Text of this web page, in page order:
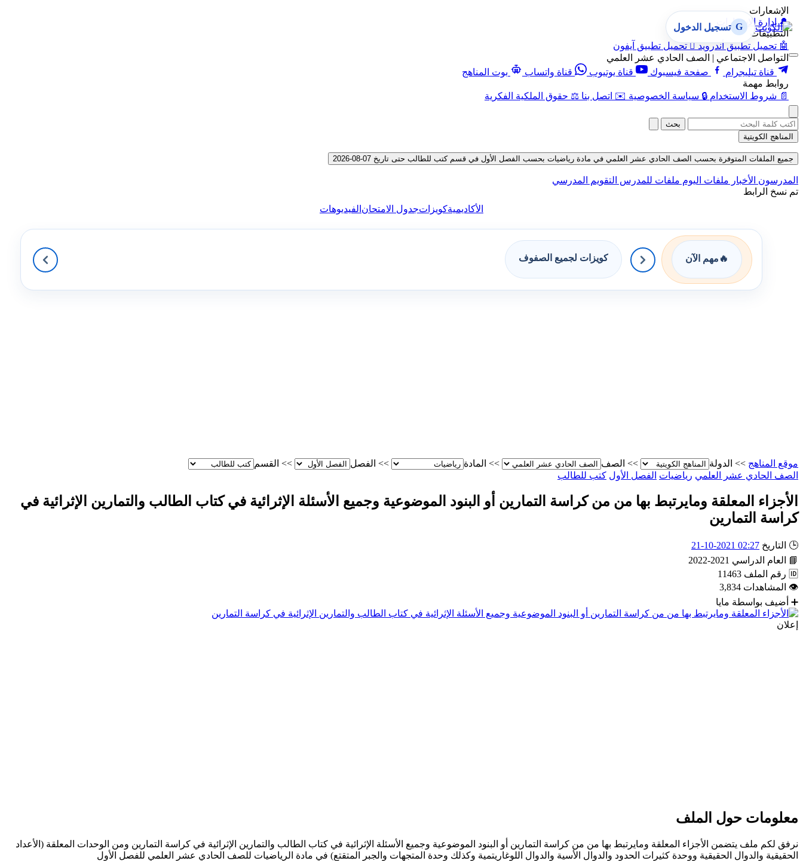
الإشعارات
🔔 إدارة الإشعارات
التطبيقات
🤖 تحميل تطبيق أندرويد  تحميل تطبيق آيفون
التواصل الاجتماعي | الصف الحادي عشر العلمي
قناة تيليجرام
صفحة فيسبوك قناة يوتيوب قناة واتساب
بوت المناهج
روابط مهمة
📄 شروط الاستخدام 🔒 سياسة الخصوصية ✉️ اتصل بنا ⚖️ حقوق الملكية الفكرية
G تسجيل الدخول
بحث
المناهج الكويتية
جميع الملفات المتوفرة بحسب الصف الحادي عشر العلمي في مادة رياضيات بحسب الفصل الأول في قسم كتب للطالب حتى تاريخ 07-08-2026
المدرسون الأخبار ملفات اليوم ملفات للمدرس التقويم المدرسي
تم نسخ الرابط
الأكاديميةكويزاتجدول الامتحان الفيديوهات
🔥 مهم الآن كويزات لجميع الصفوف
موقع المناهج >> الدولة >> الصف >> المادة >> الفصل >> القسم
الصف الحادي عشر العلمي رياضيات الفصل الأول كتب للطالب
الأجزاء المعلقة ومايرتبط بها من من كراسة التمارين أو البنود الموضوعية وجميع الأسئلة الإثرائية في كتاب الطالب والتمارين الإثرائية في
كراسة التمارين
🕒 التاريخ 02:27 2021-10-21
📘
العام الدراسي 2021-2022
🆔 رقم الملف 11463
👁 المشاهدات 3,834
➕ أضيف بواسطة مايا
إعلان
معلومات حول الملف
نرفق لكم ملف يتضمن الأجزاء المعلقة ومايرتبط بها من من كراسة التمارين أو البنود الموضوعية وجميع الأسئلة الإثرائية في كتاب الطالب والتمارين الإثرائية في كراسة التمارين ومن الوحدات المعلقة (الأعداد
الحقيقية والدوال الحقيقية ووحدة كثيرات الحدود والدوال الأسية والدوال اللوغاريتمية وكذلك وحدة المتجهات والجبر المتقتع) في مادة الرياضيات للصف الحادي عشر العلمي للفصل الأول